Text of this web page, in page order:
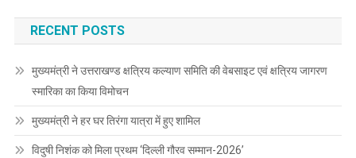
RECENT POSTS
मुख्यमंत्री ने उत्तराखण्ड क्षत्रिय कल्याण समिति की वेबसाइट एवं क्षत्रिय जागरण
स्मारिका का किया विमोचन
मुख्यमंत्री ने हर घर तिरंगा यात्रा में हुए शामिल
विदुषी निशंक को मिला प्रथम ‘दिल्ली गौरव सम्मान-2026’